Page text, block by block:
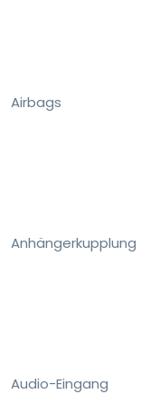
Airbags
Anhängerkupplung
Audio-Eingang